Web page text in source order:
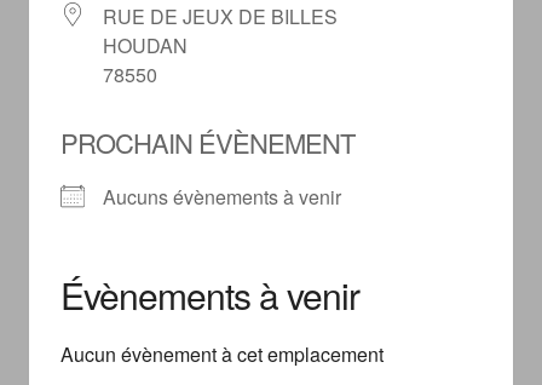
RUE DE JEUX DE BILLES
HOUDAN
78550
PROCHAIN ÉVÈNEMENT
Aucuns évènements à venir
Évènements à venir
Aucun évènement à cet emplacement